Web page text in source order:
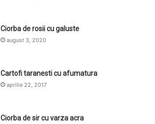
Ciorba de rosii cu galuste
august 3, 2020
Cartofi taranesti cu afumatura
aprilie 22, 2017
Ciorba de sir cu varza acra